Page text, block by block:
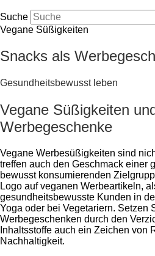
Suche
Vegane Süßigkeiten
Snacks als
Gesundheitsbewusst leben
Vegane Süßigkeiten
Werbegeschenke
Vegane Werbesüßigkeiten sind
treffen auch den Geschmack einer
bewusst konsumierenden
Logo auf veganen Werbeartikeln,
gesundheitsbewusste Kunden in
Yoga oder bei Vegetariern. Setzen
Werbegeschenken durch den
Inhaltsstoffe auch ein Zeichen von
Nachhaltigkeit.